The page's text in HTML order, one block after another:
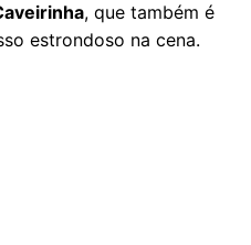
, que também é
estrondoso na cena.